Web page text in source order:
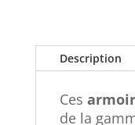
Description
Ces
de la